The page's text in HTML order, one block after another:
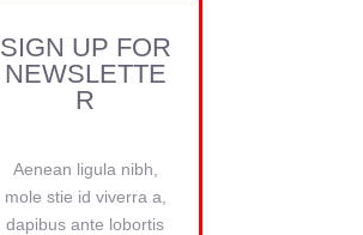
SIGN UP FOR
NEWSLETTE
R
Aenean ligula nibh,
mole stie id viverra a,
dapibus ante lobortis